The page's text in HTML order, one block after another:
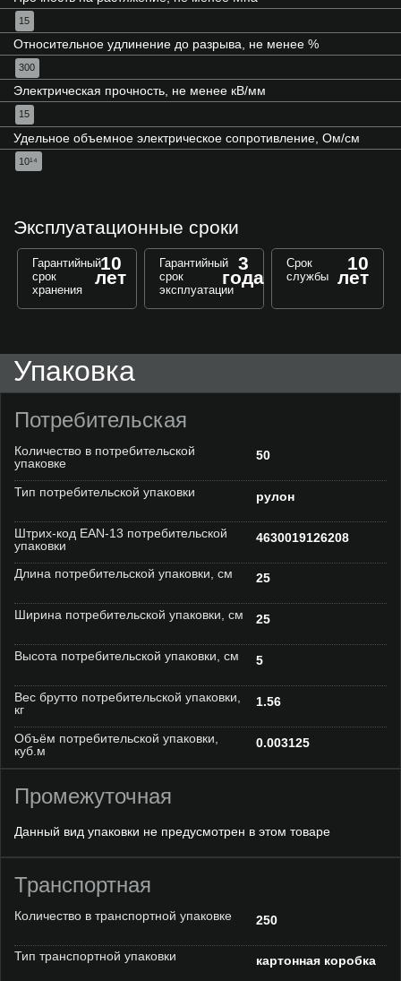
15
Относительное удлинение до разрыва, не менее %
300
Электрическая прочность, не менее кВ/мм
15
Удельное объемное электрическое сопротивление, Ом/см
10¹⁴
Эксплуатационные сроки
Гарантийный
срок
хранения
10
лет
Гарантийный
срок
эксплуатации
3
года
Срок
службы
10
лет
Упаковка
Потребительская
Количество в потребительской
упаковке
50
Тип потребительской упаковки рулон
Штрих-код EAN-13 потребительской
упаковки
4630019126208
Длина потребительской упаковки, см 25
Ширина потребительской упаковки, см 25
Высота потребительской упаковки, см 5
Вес брутто потребительской упаковки,
кг
1.56
Объём потребительской упаковки,
куб.м
0.003125
Промежуточная
Данный вид упаковки не предусмотрен в этом товаре
Транспортная
Количество в транспортной упаковке 250
Тип транспортной упаковки картонная коробка